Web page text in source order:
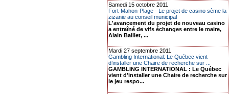
Samedi 15 octobre 2011
Fort-Mahon-Plage - Le projet de casino sème la
zizanie au conseil municipal
L'avancement du projet de nouveau casino
a entraîné de vifs échanges entre le maire,
Alain Baillet, ...
Mardi 27 septembre 2011
Gambling International: Le Québec vient
d’installer une Chaire de recherche sur ...
GAMBLING INTERNATIONAL : Le Québec
vient d’installer une Chaire de recherche sur
le jeu respo...